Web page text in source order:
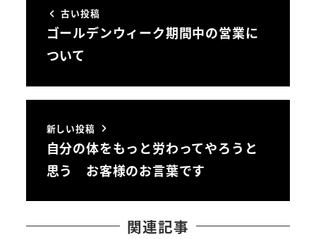
古い投稿
ゴールデンウィーク期間中の営業に
ついて
新しい投稿
自分の体をもっと労わってやろうと
思う お客様のお言葉です
関連記事